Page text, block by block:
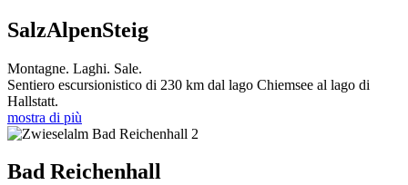
SalzAlpenSteig
Montagne. Laghi. Sale.
Sentiero escursionistico di 230 km dal lago Chiemsee al lago di
Hallstatt.
mostra di più
Bad Reichenhall